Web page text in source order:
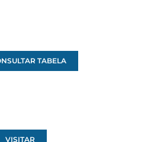
TABELA
VISITAR